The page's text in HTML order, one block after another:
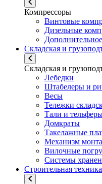
Компрессоры
Винтовые
Дизельные
Складская и
Складская и
Лебедки
Штабелеры и
Весы
Тележки
Тали и
Домкраты
Такелажные
Механизм
Вилочные
Системы
Строительная